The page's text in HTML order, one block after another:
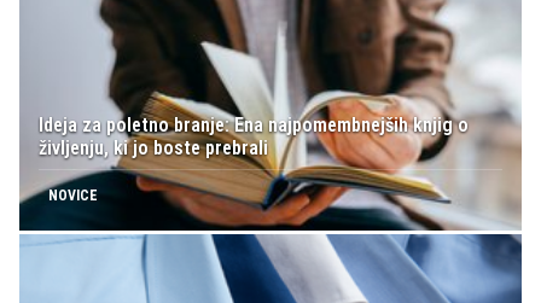
Ideja za poletno branje: Ena najpomembnejših knjig o
življenju, ki jo boste prebrali
NOVICE